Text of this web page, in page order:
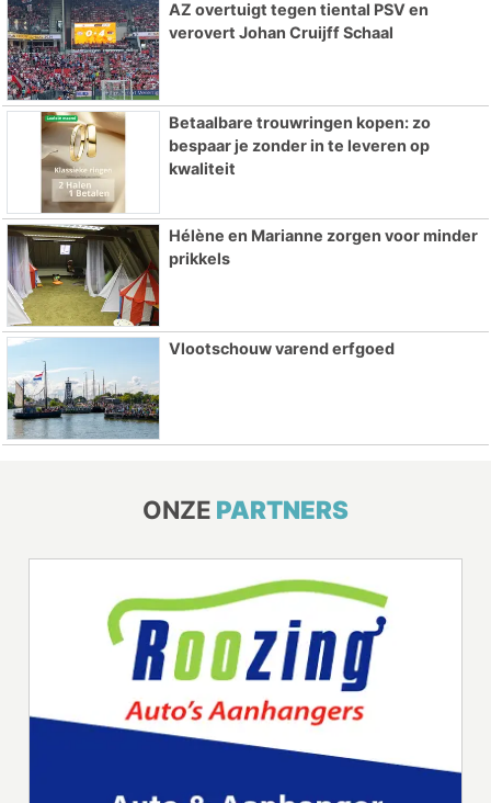
AZ overtuigt tegen tiental PSV en
verovert Johan Cruijff Schaal
Betaalbare trouwringen kopen: zo
bespaar je zonder in te leveren op
kwaliteit
Hélène en Marianne zorgen voor minder
prikkels
Vlootschouw varend erfgoed
ONZE PARTNERS